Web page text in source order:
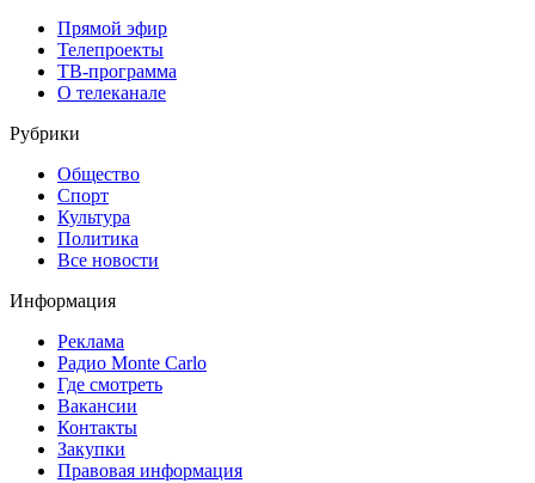
Прямой эфир
Телепроекты
ТВ-программа
О телеканале
Рубрики
Общество
Спорт
Культура
Политика
Все новости
Информация
Реклама
Радио Monte Carlo
Где смотреть
Вакансии
Контакты
Закупки
Правовая информация